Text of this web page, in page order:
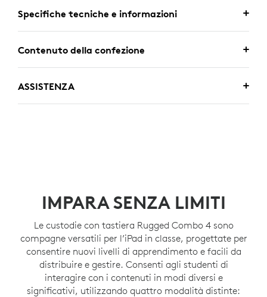
Specifiche tecniche e informazioni
Contenuto della confezione
ASSISTENZA
IMPARA SENZA LIMITI
Le custodie con tastiera Rugged Combo 4 sono
compagne versatili per l’iPad in classe, progettate per
consentire nuovi livelli di apprendimento e facili da
distribuire e gestire. Consenti agli studenti di
interagire con i contenuti in modi diversi e
significativi, utilizzando quattro modalità distinte: